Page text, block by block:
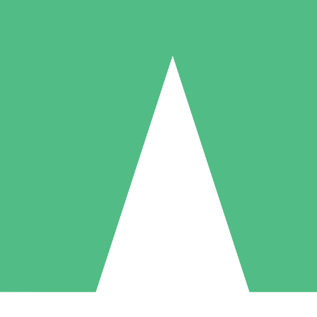
Individuelle Credit-Pakete
nach Bedarf mit Download-Credits. Keine monatliche Verpflichtung